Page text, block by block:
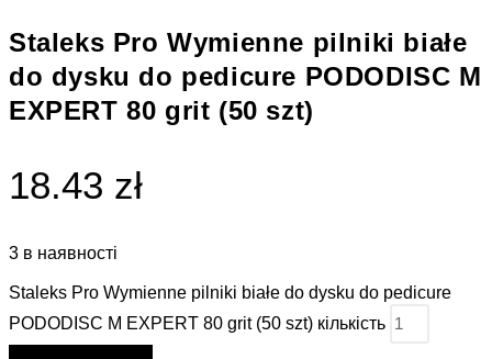
Staleks Pro Wymienne pilniki białe
do dysku do pedicure PODODISC M
EXPERT 80 grit (50 szt)
18.43 zł
3 в наявності
Staleks Pro Wymienne pilniki białe do dysku do pedicure
PODODISC M EXPERT 80 grit (50 szt) кількість